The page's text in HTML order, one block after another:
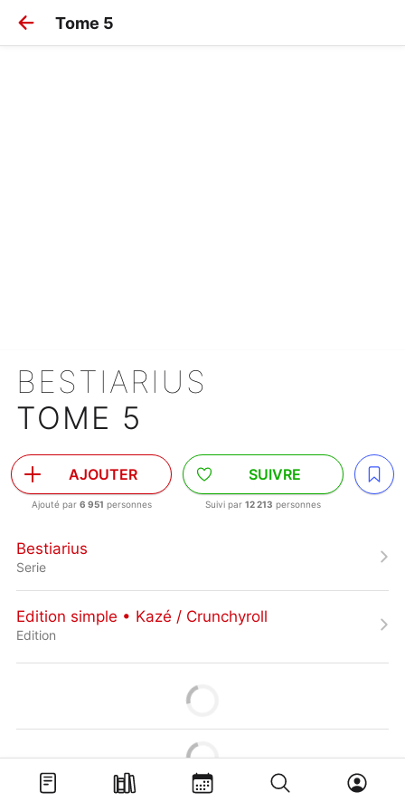
Tome 5
BESTIARIUS
TOME 5
AJOUTER
Ajouté par 6 951 personnes
SUIVRE
Suivi par 12 213 personnes
Bestiarius
Serie
Edition simple • Kazé / Crunchyroll
Edition